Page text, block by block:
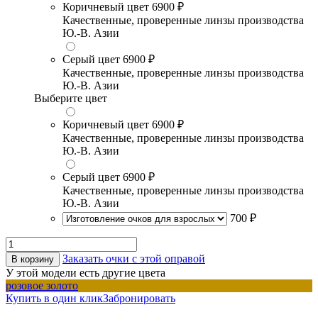
Коричневый цвет 6900 ₽
Качественные, проверенные линзы производства
Ю.-В. Азии
Серый цвет 6900 ₽
Качественные, проверенные линзы производства
Ю.-В. Азии
Выберите цвет
Коричневый цвет 6900 ₽
Качественные, проверенные линзы производства
Ю.-В. Азии
Серый цвет 6900 ₽
Качественные, проверенные линзы производства
Ю.-В. Азии
700 ₽
В корзину
Заказать очки с этой оправой
У этой модели есть другие цвета
розовое золото
Купить в один кликЗабронировать